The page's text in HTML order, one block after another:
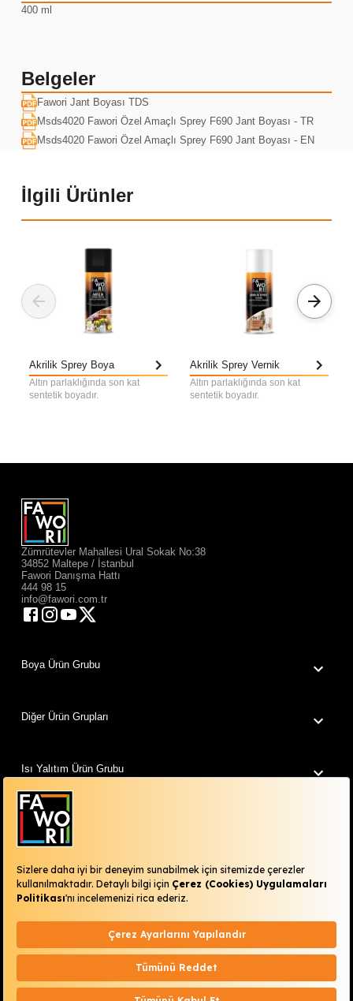
400 ml
Belgeler
Fawori Jant Boyası TDS
Msds4020 Fawori Özel Amaçlı Sprey F690 Jant Boyası - TR
Msds4020 Fawori Özel Amaçlı Sprey F690 Jant Boyası - EN
İlgili Ürünler
Akrilik Sprey Boya
Altın parlaklığında son kat
sentetik boyadır.
Akrilik Sprey Vernik
Altın parlaklığında son kat
sentetik boyadır.
Zümrütevler Mahallesi Ural Sokak No:38
34852 Maltepe / İstanbul
Fawori Danışma Hattı
444 98 15
info@fawori.com.tr
Boya Ürün Grubu
Diğer Ürün Grupları
Isı Yalıtım Ürün Grubu
Fawori Dünyam
Renklerimiz
Kurumsal